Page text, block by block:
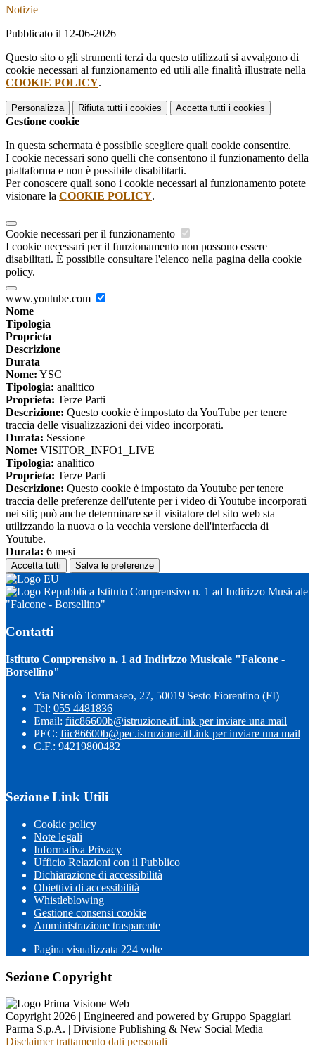
Notizie
Pubblicato il 12-06-2026
Questo sito o gli strumenti terzi da questo utilizzati si avvalgono di
cookie necessari al funzionamento ed utili alle finalità illustrate nella
COOKIE POLICY.
Personalizza Rifiuta tutti i cookies Accetta tutti i cookies
Gestione cookie
In questa schermata è possibile scegliere quali cookie consentire.
I cookie necessari sono quelli che consentono il funzionamento della
piattaforma e non è possibile disabilitarli.
Per conoscere quali sono i cookie necessari al funzionamento potete
visionare la COOKIE POLICY.
Cookie necessari per il funzionamento
I cookie necessari per il funzionamento non possono essere
disabilitati. È possibile consultare l'elenco nella pagina della cookie
policy.
www.youtube.com
Nome
Tipologia
Proprieta
Descrizione
Durata
Nome: YSC
Tipologia: analitico
Proprieta: Terze Parti
Descrizione: Questo cookie è impostato da YouTube per tenere
traccia delle visualizzazioni dei video incorporati.
Durata: Sessione
Nome: VISITOR_INFO1_LIVE
Tipologia: analitico
Proprieta: Terze Parti
Descrizione: Questo cookie è impostato da Youtube per tenere
traccia delle preferenze dell'utente per i video di Youtube incorporati
nei siti; può anche determinare se il visitatore del sito web sta
utilizzando la nuova o la vecchia versione dell'interfaccia di
Youtube.
Durata: 6 mesi
Accetta tutti Salva le preferenze
Istituto Comprensivo n. 1 ad Indirizzo Musicale
"Falcone - Borsellino"
Contatti
Istituto Comprensivo n. 1 ad Indirizzo Musicale "Falcone -
Borsellino"
Via Nicolò Tommaseo, 27, 50019 Sesto Fiorentino (FI)
Tel: 055 4481836
Email: fiic86600b@istruzione.itLink per inviare una mail
PEC: fiic86600b@pec.istruzione.itLink per inviare una mail
C.F.: 94219800482
Sezione Link Utili
Cookie policy
Note legali
Informativa Privacy
Ufficio Relazioni con il Pubblico
Dichiarazione di accessibilità
Obiettivi di accessibilità
Whistleblowing
Gestione consensi cookie
Amministrazione trasparente
Pagina visualizzata 224 volte
Sezione Copyright
Copyright 2026 | Engineered and powered by Gruppo Spaggiari
Parma S.p.A. | Divisione Publishing & New Social Media
Disclaimer trattamento dati personali